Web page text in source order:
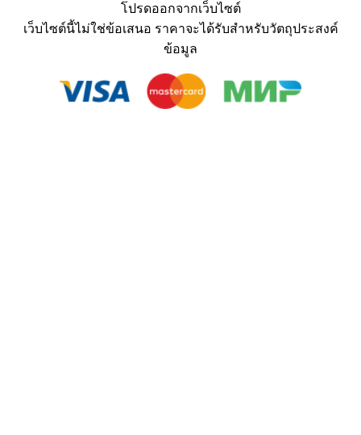
โปรดออกจากเว็บไซต์
เว็บไซต์นี้ไม่ใช่ข้อเสนอ ราคาจะได้รับสำหรับวัตถุประสงค์
ข้อมูล